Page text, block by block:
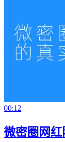
00:12
微密圈网